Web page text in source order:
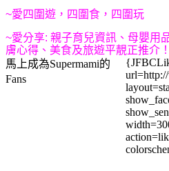
~愛四圍遊，四圍食，四圍玩
~愛分享: 親子育兒資訊、母嬰用
膚心得、美食及旅遊平靚正推介
馬上成為Supermami的
Fans